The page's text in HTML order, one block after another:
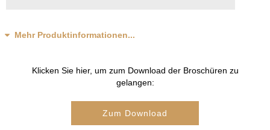
Mehr Produktinformationen...
Klicken Sie hier, um zum Download der Broschüren zu
gelangen:
Zum Download